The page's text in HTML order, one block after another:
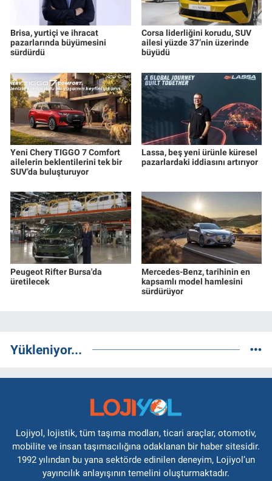
Brisa, yurtiçi ve ihracat
pazarlarında büyümesini
sürdürdü
Corsa liderliğini korudu, SUV
ailesi yüzde 37’nin üzerinde
büyüdü
Yeni Chery TIGGO 7 Comfort
ailelerin beklentilerini tek bir
SUV’da buluşturuyor
Lassa, beş yeni ürünle küresel
pazarlardaki iddiasını artırıyor
Peugeot Rifter Bursa'da
üretilecek
Mercedes-Benz, tarihinin en
kapsamlı model hamlesini
sürdürüyor
Yükleniyor...
Lojiyol, lojistik, tüm taşıma modları, ticari araçlar, otomotiv,
mobilite ve insan taşımacılığına odaklanan bir haber sitesidir.
1992 yılından bu yana sektörde edinilen deneyim, Lojiyol’un
yayıncılık anlayışının temelini oluşturmaktadır.